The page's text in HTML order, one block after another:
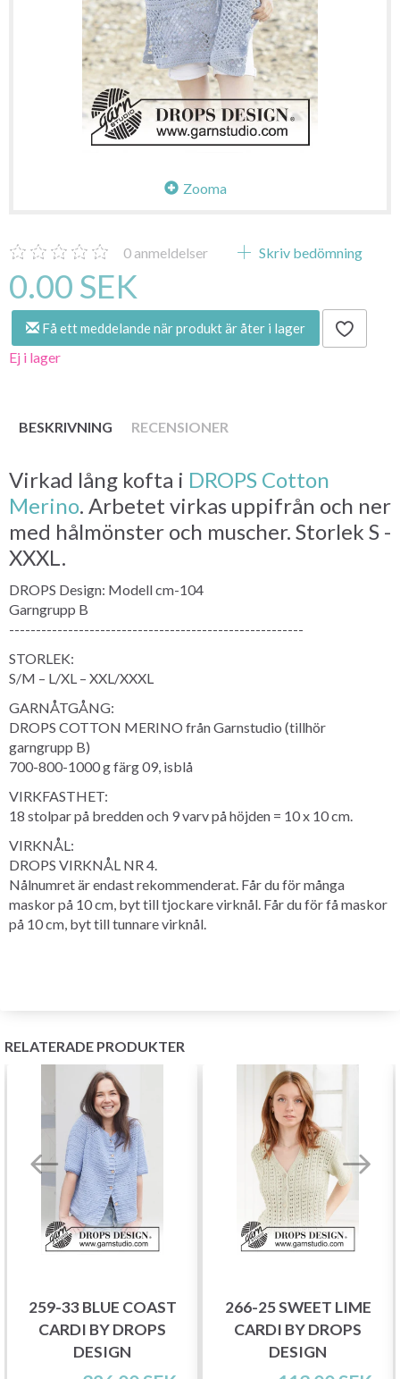
Zooma
0 anmeldelser Skriv bedömning
0.00 SEK
Få ett meddelande när produkt är åter i lager
Ej i lager
BESKRIVNING RECENSIONER
Virkad lång kofta i DROPS Cotton
Merino. Arbetet virkas uppifrån och ner
med hålmönster och muscher. Storlek S -
XXXL.
DROPS Design: Modell cm-104
Garngrupp B
-------------------------------------------------------
STORLEK:
S/M – L/XL – XXL/XXXL
GARNÅTGÅNG:
DROPS COTTON MERINO från Garnstudio (tillhör
garngrupp B)
700-800-1000 g färg 09, isblå
VIRKFASTHET:
18 stolpar på bredden och 9 varv på höjden = 10 x 10 cm.
VIRKNÅL:
DROPS VIRKNÅL NR 4.
Nålnumret är endast rekommenderat. Får du för många
maskor på 10 cm, byt till tjockare virknål. Får du för få maskor
på 10 cm, byt till tunnare virknål.
RELATERADE PRODUKTER
259-33 BLUE COAST
CARDI BY DROPS
DESIGN
266-25 SWEET LIME
CARDI BY DROPS
DESIGN